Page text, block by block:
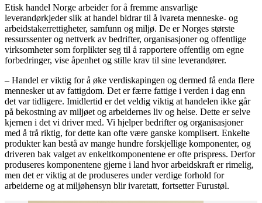
Etisk handel Norge arbeider for å fremme ansvarlige
leverandørkjeder slik at handel bidrar til å ivareta menneske- og
arbeidstakerrettigheter, samfunn og miljø. De er Norges største
ressurssenter og nettverk av bedrifter, organisasjoner og offentlige
virksomheter som forplikter seg til å rapportere offentlig om egne
forbedringer, vise åpenhet og stille krav til sine leverandører.
– Handel er viktig for å øke verdiskapingen og dermed få enda flere
mennesker ut av fattigdom. Det er færre fattige i verden i dag enn
det var tidligere. Imidlertid er det veldig viktig at handelen ikke går
på bekostning av miljøet og arbeidernes liv og helse. Dette er selve
kjernen i det vi driver med. Vi hjelper bedrifter og organisasjoner
med å trå riktig, for dette kan ofte være ganske komplisert. Enkelte
produkter kan bestå av mange hundre forskjellige komponenter, og
driveren bak valget av enkeltkomponentene er ofte prispress. Derfor
produseres komponentene gjerne i land hvor arbeidskraft er rimelig,
men det er viktig at de produseres under verdige forhold for
arbeiderne og at miljøhensyn blir ivaretatt, fortsetter Furustøl.